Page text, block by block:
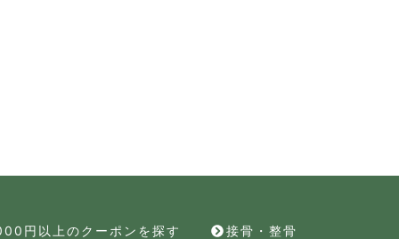
円以上のクーポンを探す 接骨・整骨